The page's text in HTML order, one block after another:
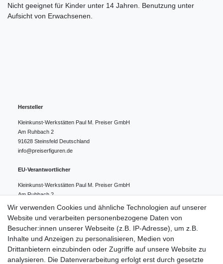
Nicht geeignet für Kinder unter 14 Jahren. Benutzung unter
Aufsicht von Erwachsenen.
Hersteller
Kleinkunst-Werkstätten Paul M. Preiser GmbH
Am Ruhbach 2
91628 Steinsfeld Deutschland
info@preiserfiguren.de
EU-Verantwortlicher
Kleinkunst-Werkstätten Paul M. Preiser GmbH
Am Ruhbach 2
Steinsfeld
Deutschland
Hinweise zur Batterieentsorgung
Wir verwenden Cookies und ähnliche Technologien auf unserer
Website und verarbeiten personenbezogene Daten von
Besucher:innen unserer Webseite (z.B. IP-Adresse), um z.B.
Inhalte und Anzeigen zu personalisieren, Medien von
Drittanbietern einzubinden oder Zugriffe auf unsere Website zu
analysieren. Die Datenverarbeitung erfolgt erst durch gesetzte